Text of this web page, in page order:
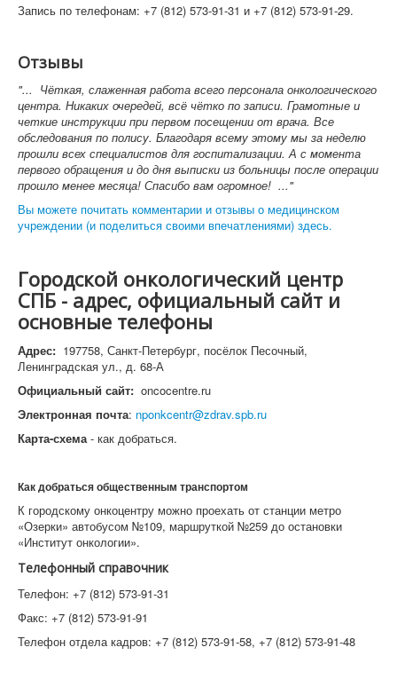
Запись по телефонам: +7 (812) 573-91-31 и +7 (812) 573-91-29.
Отзывы
"... Чёткая, слаженная работа всего персонала онкологического
центра. Никаких очередей, всё чётко по записи. Грамотные и
четкие инструкции при первом посещении от врача. Все
обследования по полису. Благодаря всему этому мы за неделю
прошли всех специалистов для госпитализации. А с момента
первого обращения и до дня выписки из больницы после операции
прошло менее месяца! Спасибо вам огромное! ..."
Вы можете почитать комментарии и отзывы о медицинском
учреждении (и поделиться своими впечатлениями) здесь.
Городской онкологический центр
СПБ - адрес, официальный сайт и
основные телефоны
Адрес: 197758, Санкт-Петербург, посёлок Песочный,
Ленинградская ул., д. 68-А
Официальный сайт: oncocentre.ru
Электронная почта: nponkcentr@zdrav.spb.ru
Карта-схема- как добраться.
Как добраться общественным транспортом
К городскому онкоцентру можно проехать от станции метро
«Озерки» автобусом №109, маршруткой №259 до остановки
«Институт онкологии».
Телефонный справочник
Телефон: +7 (812) 573-91-31
Факс: +7 (812) 573-91-91
Телефон отдела кадров: +7 (812) 573-91-58, +7 (812) 573-91-48